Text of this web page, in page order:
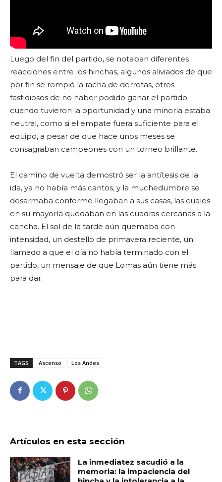
Luego del fin del partido, se notaban diferentes
reacciones entre los hinchas, algunos aliviados de que
por fin se rompió la racha de derrotas, otros
fastidiosos de no haber podido ganar el partido
cuando tuvieron la oportunidad y una minoría estaba
neutral, como si el empate fuera suficiente para el
equipo, a pesar de que hace unos meses se
consagraban campeones con un torneo brillante.
El camino de vuelta demostró ser la antítesis de la
ida, ya no había más cantos, y la muchedumbre se
desarmaba conforme llegaban a sus casas, las cuales
en su mayoría quedaban en las cuadras cercanas a la
cancha. El sol de la tarde aún quemaba con
intensidad, un destello de primavera reciente, un
llamado a que el día no había terminado con el
partido, un mensaje de que Lomas aún tiene más
para dar.
TAGS Ascenso Los Andes
Artículos en esta sección
La inmediatez sacudió a la
memoria: la impaciencia del